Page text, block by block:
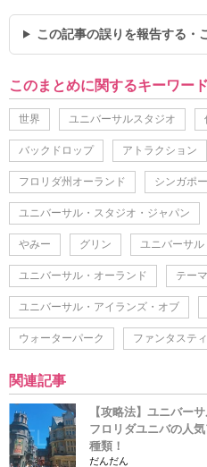
この記事の誤りを報告する・
このまとめに関するキーワード
世界 ユニバーサルスタジオ
バックドロップ アトラクション
フロリダ州オーランド シンガポ
ユニバーサル・スタジオ・ジャパン
やみー グリン ユニバーサ
ユニバーサル・オーランド テー
ユニバーサル・アイランズ・オブ
ウォーターパーク ファンタステ
関連記事
【攻略法】ユニバー
フロリダユニバの人
種類！
だんだん